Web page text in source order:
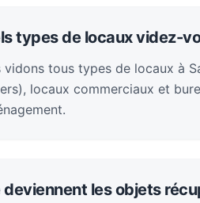
types de locaux videz-
vidons tous types de locaux à
locaux commerciaux et
deviennent les objets